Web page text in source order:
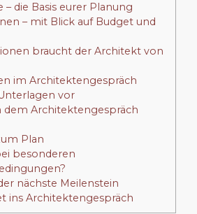
– die Basis eurer Planung
– mit Blick auf Budget und
braucht der Architekt von
im Architektengespräch
vor
dem Architektengespräch
Plan
besonderen
nächste Meilenstein
ins Architektengespräch